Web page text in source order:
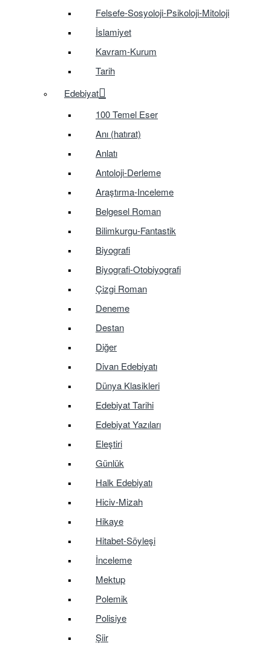
Felsefe-Sosyoloji-Psikoloji-Mitoloji
İslamiyet
Kavram-Kurum
Tarih
Edebiyat
100 Temel Eser
Anı (hatırat)
Anlatı
Antoloji-Derleme
Araştırma-Inceleme
Belgesel Roman
Bilimkurgu-Fantastik
Biyografi
Biyografi-Otobiyografi
Çizgi Roman
Deneme
Destan
Diğer
Divan Edebiyatı
Dünya Klasikleri
Edebiyat Tarihi
Edebiyat Yazıları
Eleştiri
Günlük
Halk Edebiyatı
Hiciv-Mizah
Hikaye
Hitabet-Söyleşi
İnceleme
Mektup
Polemik
Polisiye
Şiir